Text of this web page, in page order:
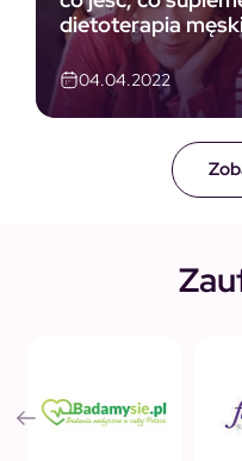
dietoterapia
04.04.2022